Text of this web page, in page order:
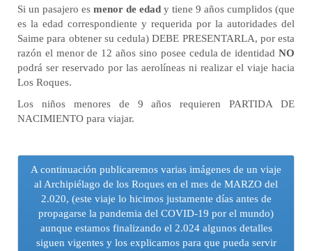
Si un pasajero es menor de edad y tiene 9 años cumplidos (que
es la edad correspondiente y requerida por la autoridades del
Saime para obtener su cedula) DEBE PRESENTARLA, por esta
razón el menor de 12 años sino posee cedula de identidad NO
podrá ser reservado por las aerolíneas ni realizar el viaje hacia
Los Roques.
Los niños menores de 9 años requieren PARTIDA DE
NACIMIENTO para viajar.
A continuación publicaremos varias imágenes de un viaje
al Archipiélago de los Roques en el mes de MARZO del
2.020, (este viaje lo hicimos justamente días antes de
propagarse la pandemia del COVID-19 por el mundo)
aunque estamos finalizando el 2.024 algunos detalles
siguen vigentes y los explicamos para que pueda servir